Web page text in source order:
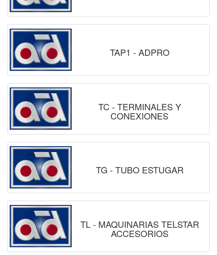
TAP1 - ADPRO
TC - TERMINALES Y
CONEXIONES
TG - TUBO ESTUGAR
TL - MAQUINARIAS TELSTAR
ACCESORIOS